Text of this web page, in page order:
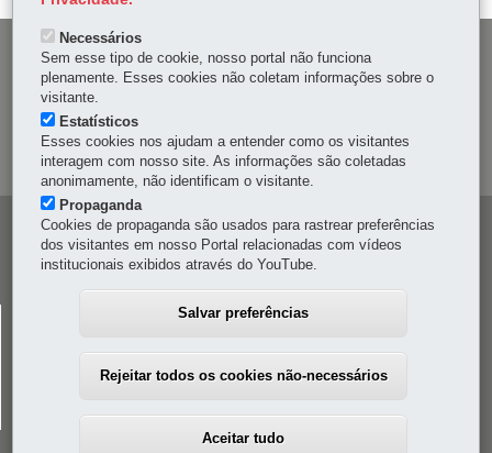
MAPA DO SITE
DENUNCIE CORRUPÇÃO
OUVIDORIA
Navegação
principal
CELEPAR
Rua Mateus Leme, 1561 - Bom Retiro-80520-174-Curitiba
MAPA
Necessários
Sem esse tipo de cookie, nosso portal não funciona
plenamente. Esses cookies não coletam informações sobre o
visitante.
Estatísticos
Esses cookies nos ajudam a entender como os visitantes
interagem com nosso site. As informações são coletadas
anonimamente, não identificam o visitante.
Propaganda
Cookies de propaganda são usados para rastrear preferências
dos visitantes em nosso Portal relacionadas com vídeos
institucionais exibidos através do YouTube.
Salvar preferências
Rejeitar todos os cookies não-necessários
Aceitar tudo